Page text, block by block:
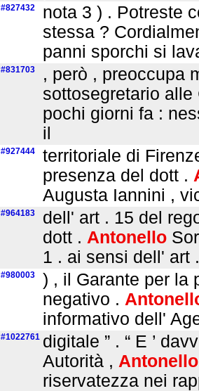
nota 3 ) . Potreste
stessa ?
panni sporchi si
, però , preoccupa
sottosegretario
pochi giorni fa :
il
territoriale di
presenza del dott .
Augusta Iannini ,
dell' art . 15 del
dott . Antonello
1 . ai sensi dell' art .
) , il Garante per la
negativo .
informativo dell'
digitale ” . “ E ’
Autorità , Antonello
riservatezza nei